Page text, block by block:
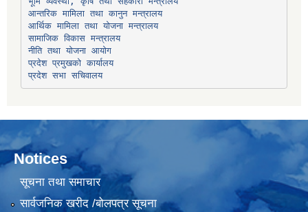
आन्तरिक मामिला तथा कानुन मन्त्रालय
आर्थिक मामिला तथा योजना मन्त्रालय
सामाजिक विकास मन्त्रालय
नीति तथा योजना आयोग
प्रदेश प्रमुखको कार्यालय
प्रदेश सभा सचिवालय
Notices
सूचना तथा समाचार
सार्वजनिक खरीद /बोलपत्र सूचना